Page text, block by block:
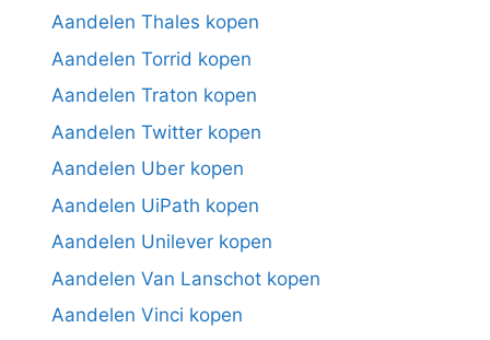
Aandelen Thales kopen
Aandelen Torrid kopen
Aandelen Traton kopen
Aandelen Twitter kopen
Aandelen Uber kopen
Aandelen UiPath kopen
Aandelen Unilever kopen
Aandelen Van Lanschot kopen
Aandelen Vinci kopen